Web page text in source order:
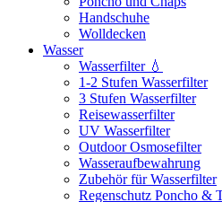
Handschuhe
Wolldecken
Wasser
Wasserfilter 💧
1-2 Stufen Wasserfilter
3 Stufen Wasserfilter
Reisewasserfilter
UV Wasserfilter
Outdoor Osmosefilter
Wasseraufbewahrung
Zubehör für Wasserfilter
Regenschutz Poncho &